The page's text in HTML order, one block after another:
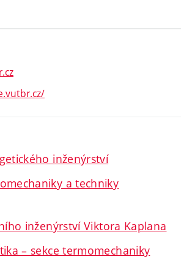
inženýrství
a techniky
inženýrství Viktora Kaplana
– sekce termomechaniky